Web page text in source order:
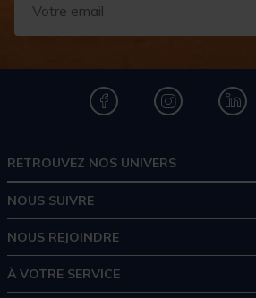
RETROUVEZ NOS UNIVERS
NOUS SUIVRE
NOUS REJOINDRE
À VOTRE SERVICE